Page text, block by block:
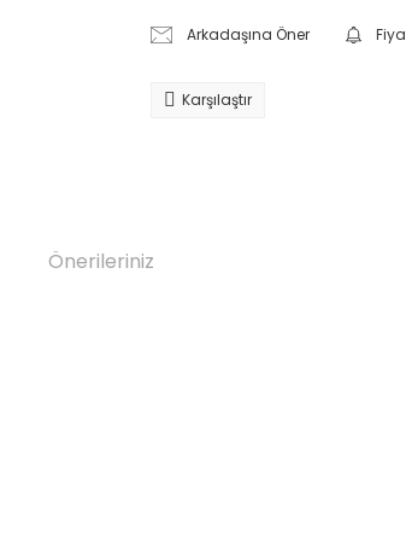
Arkadaşına Öner
Karşılaştır
Önerileriniz